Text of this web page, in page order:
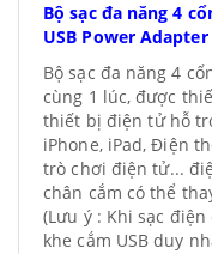
Bộ sạc đa năng 4
USB Power Adapter
Bộ sạc đa năng 4
cùng 1 lúc, được
thiết bị điện tử hỗ
iPhone, iPad, Điện
trò chơi điện tử...
chân cắm có thể
(Lưu ý : Khi sạc
khe cắm USB duy